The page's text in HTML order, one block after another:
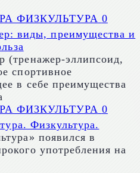
ФИЗКУЛЬТУРА 0
виды, преимущества и
(тренажер-эллипсоид,
спортивное
в себе преимущества
ФИЗКУЛЬТУРА 0
Физкультура.
появился в
употребления на